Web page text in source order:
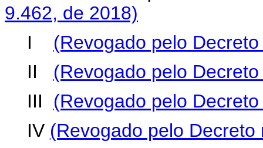
9.462, de 2018)
I (Revogado pelo
II (Revogado pelo
III (Revogado pelo
IV (Revogado pelo Decreto